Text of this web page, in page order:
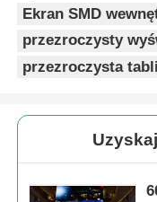
Ekran SMD
przezroczysty
przezroczysta